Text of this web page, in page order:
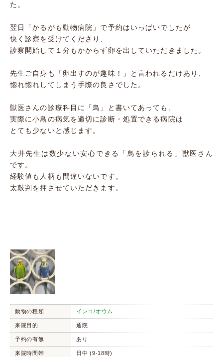
た。
翌日「かるがも動物病院」で予約はいっぱいでしたが
快く診察を受けてくださり、
診察開始して１分もかからず卵を出していただきました。
先生ご自身も「卵出すのが趣味！」と言われるだけあり、
惚れ惚れしてしまう手際の良さでした。
獣医さんの診療科目に「鳥」と書いてあっても、
実際に小鳥の病気を適切に診断・処置できる病院は
とても少ないと感じます。
大井先生は数少ない安心できる「鳥を診られる」獣医さん
です。
経験値も人柄も間違いないです。
太鼓判を押させていただきます。
動物の種類 インコ/オウム
来院目的 通院
予約の有無 あり
来院時間帯 日中 (9-18時)